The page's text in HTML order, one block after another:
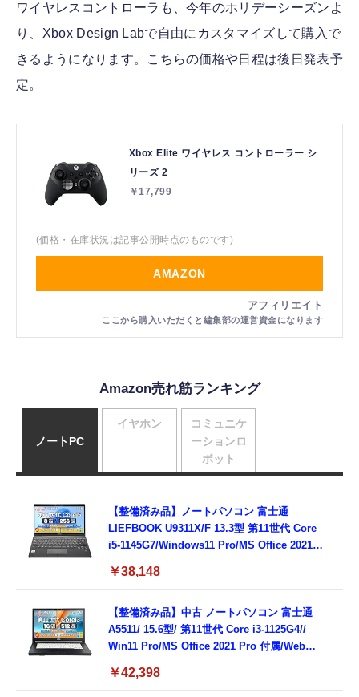
ワイヤレスコントローラも、今年のホリデーシーズンよ
り、Xbox Design Labで自由にカスタマイズして購入で
きるようになります。こちらの価格や日程は後日発表予
定。
Xbox Elite ワイヤレス コントローラー シ
リーズ 2
￥17,799
(価格・在庫状況は記事公開時点のものです)
AMAZON
Amazon売れ筋ランキング
ノートPC
【整備済み品】ノートパソコン 富士通
LIEFBOOK U9311X/F 13.3型 第11世代 Core
i5-1145G7/Windows11 Pro/MS Office 2021搭
Type-C/360度回転対応/有線静音マウス付
8GB,SSD256GB)
￥38,148
【整備済み品】中古 ノートパソコン 富士通
A5511/ 15.6型/ 第11世代 Core i3-1125G4//
Win11 Pro/MS Office 2021 Pro 付属/Webカ
3.0)/ 有線静音マウス付属/ 180日保証（メモリ
￥42,398
イヤホン
コミュニケ
ーションロ
ボット